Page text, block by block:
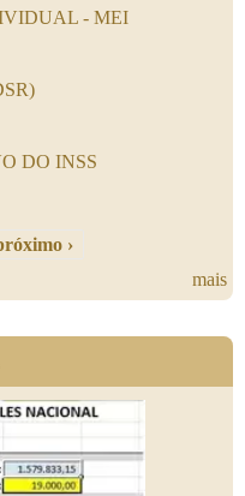
- MEI
DO INSS
›
mais